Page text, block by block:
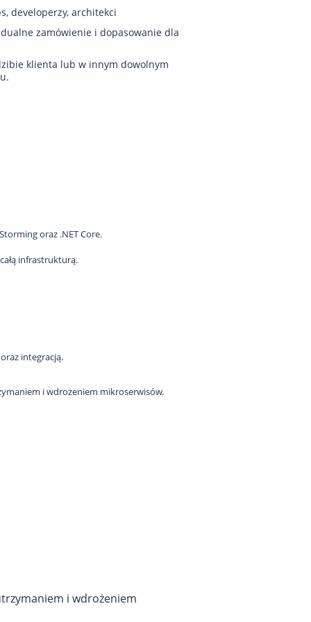
developerzy, architekci
zamówienie i dopasowanie dla
klienta lub w innym dowolnym
oraz .NET Core.
infrastrukturą.
integracją.
i wdrożeniem mikroserwisów.
i wdrożeniem